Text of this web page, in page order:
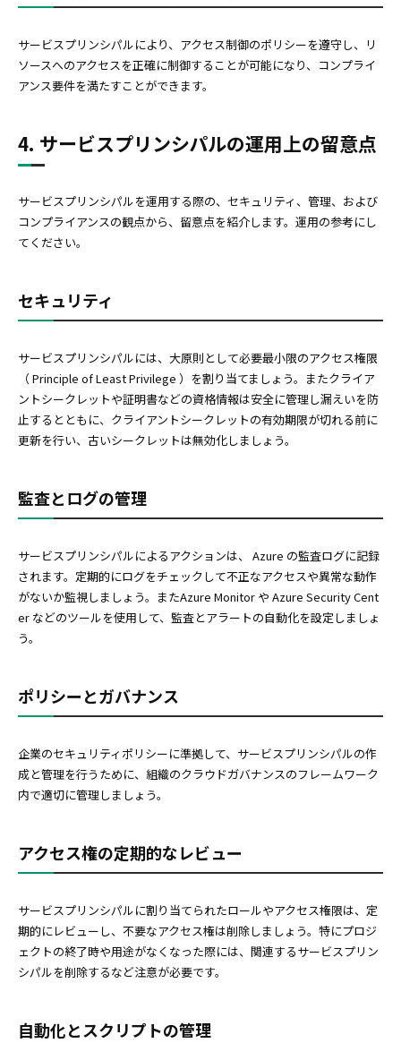
サービスプリンシパルにより、アクセス制御のポリシーを遵守し、リ
ソースへのアクセスを正確に制御することが可能になり、コンプライ
アンス要件を満たすことができます。
4. サービスプリンシパルの運用上の留意点
サービスプリンシパルを運用する際の、セキュリティ、管理、および
コンプライアンスの観点から、留意点を紹介します。運用の参考にし
てください。
セキュリティ
サービスプリンシパルには、大原則として必要最小限のアクセス権限
（ Principle of Least Privilege ）を割り当てましょう。またクライア
ントシークレットや証明書などの資格情報は安全に管理し漏えいを防
止するとともに、クライアントシークレットの有効期限が切れる前に
更新を行い、古いシークレットは無効化しましょう。
監査とログの管理
サービスプリンシパルによるアクションは、 Azure の監査ログに記録
されます。定期的にログをチェックして不正なアクセスや異常な動作
がないか監視しましょう。またAzure Monitor や Azure Security Cent
er などのツールを使用して、監査とアラートの自動化を設定しましょ
う。
ポリシーとガバナンス
企業のセキュリティポリシーに準拠して、サービスプリンシパルの作
成と管理を行うために、組織のクラウドガバナンスのフレームワーク
内で適切に管理しましょう。
アクセス権の定期的なレビュー
サービスプリンシパルに割り当てられたロールやアクセス権限は、定
期的にレビューし、不要なアクセス権は削除しましょう。特にプロジ
ェクトの終了時や用途がなくなった際には、関連するサービスプリン
シパルを削除するなど注意が必要です。
自動化とスクリプトの管理